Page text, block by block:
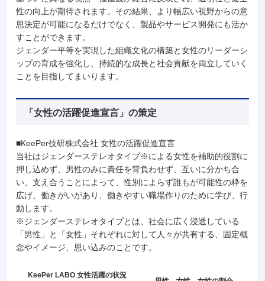
性の向上が期待されます。その結果、より幅広い視野からの意
思決定が可能になるだけでなく、製品やサービス開発にも活か
すことができます。
ジェンダー平等を実現した組織文化の構築と女性のリーダーシ
ップの育成を強化し、持続的な成長と社会貢献を両立していく
ことを目指してまいります。
「女性の活躍促進宣言」の策定
KeePer技研株式会社 女性の活躍促進宣言
当社はジェンダーステレオタイプ※による女性を補助的役割に
押し込めず、男性のみに責任を背負わせず、互いに分かち合
い、支え合うことによって、性別によらず誰もが可能性の枠を
広げ、働きがいがあり、働きやすい職場作りのために学び、行
動します。
ジェンダーステレオタイプとは、社会に広く浸透している
「男性」と「女性」それぞれに対して人々が共有する、固定概
念やイメージ、思い込みのことです。
KeePer LABO 女性活躍の状況